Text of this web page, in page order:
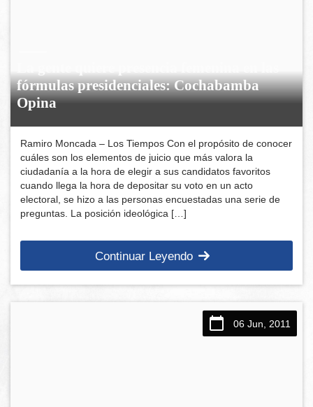
fórmulas presidenciales: Cochabamba
Opina
Ramiro Moncada – Los Tiempos Con el propósito de conocer
cuáles son los elementos de juicio que más valora la
ciudadanía a la hora de elegir a sus candidatos favoritos
cuando llega la hora de depositar su voto en un acto
electoral, se hizo a las personas encuestadas una serie de
preguntas. La posición ideológica […]
Continuar Leyendo
06 Jun, 2011